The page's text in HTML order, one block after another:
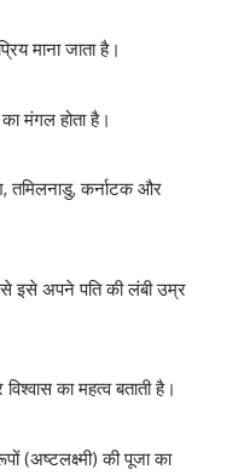
माना जाता है।
मंगल होता है।
कर्नाटक और
से इसे अपने पति की लंबी उम्र
का महत्व बताती है।
(अष्टलक्ष्मी) की पूजा का